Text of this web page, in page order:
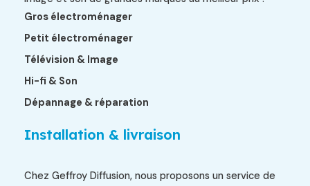
Gros électroménager
Petit électroménager
Télévision & Image
Hi-fi & Son
Dépannage & réparation
Installation & livraison
Chez Geffroy Diffusion, nous proposons un service de